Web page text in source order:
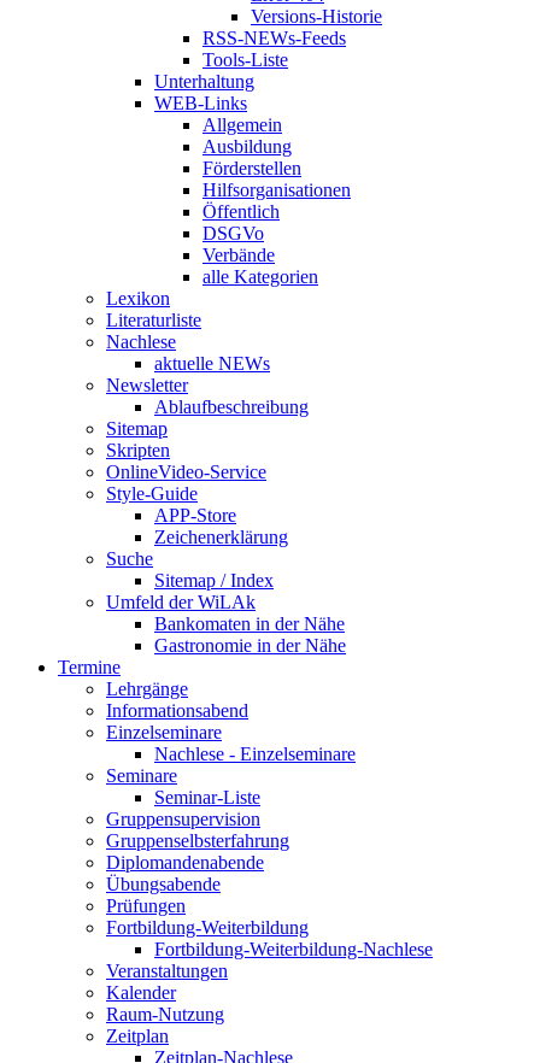
Versions-Historie
RSS-NEWs-Feeds
Tools-Liste
Unterhaltung
WEB-Links
Allgemein
Ausbildung
Förderstellen
Hilfsorganisationen
Öffentlich
DSGVo
Verbände
alle Kategorien
Lexikon
Literaturliste
Nachlese
aktuelle NEWs
Newsletter
Ablaufbeschreibung
Sitemap
Skripten
OnlineVideo-Service
Style-Guide
APP-Store
Zeichenerklärung
Suche
Sitemap / Index
Umfeld der WiLAk
Bankomaten in der Nähe
Gastronomie in der Nähe
Termine
Lehrgänge
Informationsabend
Einzelseminare
Nachlese - Einzelseminare
Seminare
Seminar-Liste
Gruppensupervision
Gruppenselbsterfahrung
Diplomandenabende
Übungsabende
Prüfungen
Fortbildung-Weiterbildung
Fortbildung-Weiterbildung-Nachlese
Veranstaltungen
Kalender
Raum-Nutzung
Zeitplan
Zeitplan-Nachlese